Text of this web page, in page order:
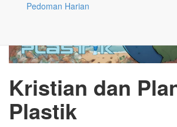
Pedoman Harian
Kristian dan
Plastik